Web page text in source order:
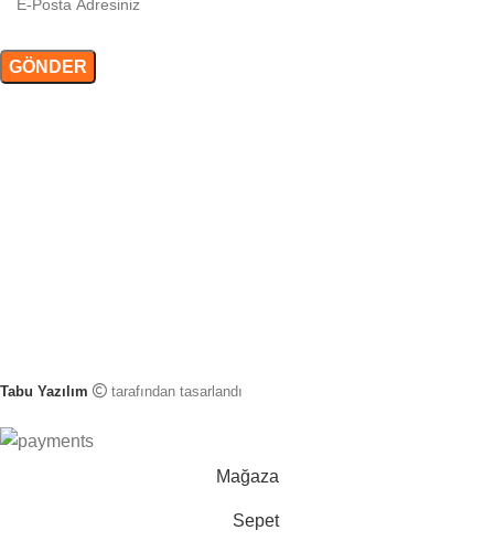
Tabu Yazılım tarafından tasarlandı
Mağaza
Sepet